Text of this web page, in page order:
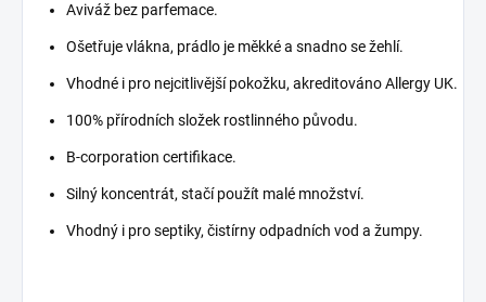
Aviváž bez parfemace.
Ošetřuje vlákna, prádlo je měkké a snadno se žehlí.
Vhodné i pro nejcitlivější pokožku, akreditováno Allergy UK.
100% přírodních složek rostlinného původu.
B-corporation certifikace.
Silný koncentrát, stačí použít malé množství.
Vhodný i pro septiky, čistírny odpadních vod a žumpy.